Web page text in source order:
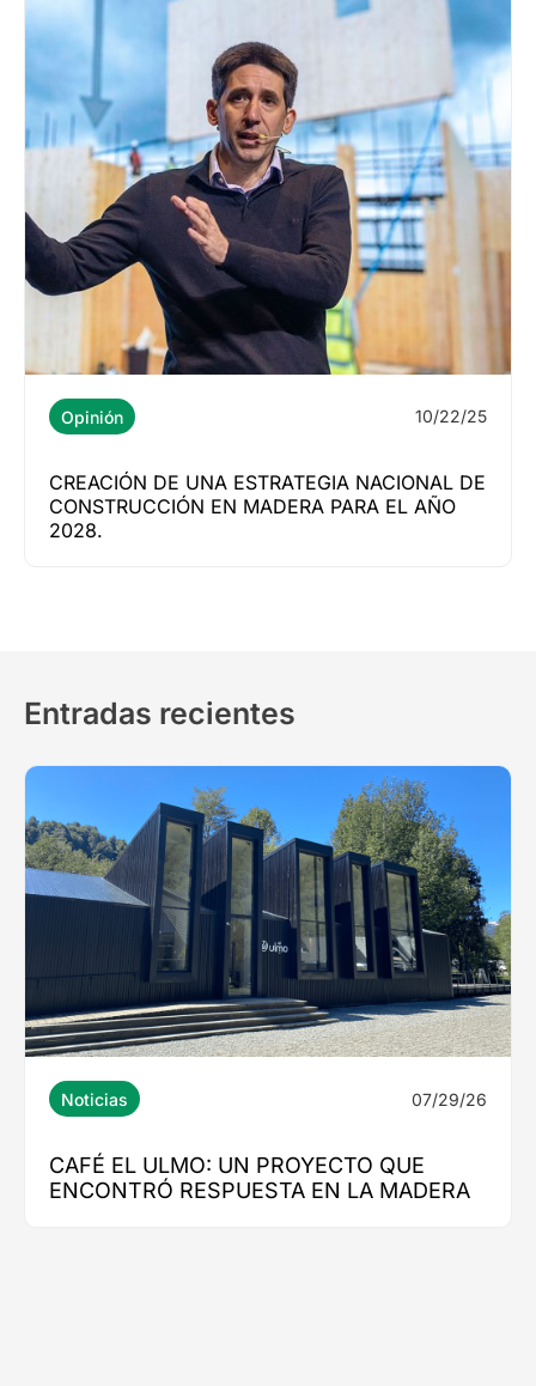
Opinión 10/22/25
CREACIÓN DE UNA ESTRATEGIA NACIONAL DE
CONSTRUCCIÓN EN MADERA PARA EL AÑO
2028.
Entradas recientes
Noticias 07/29/26
CAFÉ EL ULMO: UN PROYECTO QUE
ENCONTRÓ RESPUESTA EN LA MADERA